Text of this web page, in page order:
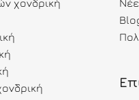
χονδρική